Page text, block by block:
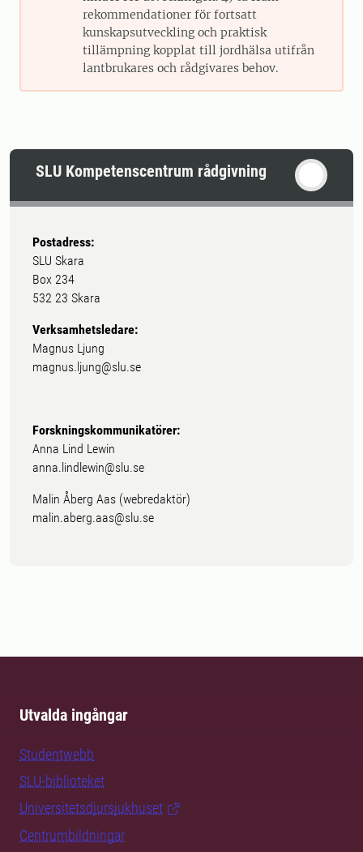
rekommendationer för fortsatt
kunskapsutveckling och praktisk
tillämpning kopplat till jordhälsa utifrån
lantbrukares och rådgivares behov.
SLU Kompetenscentrum rådgivning
Postadress:
SLU Skara
Box 234
532 23 Skara
Verksamhetsledare:
Magnus Ljung
magnus.ljung@slu.se
Forskningskommunikatörer:
Anna Lind Lewin
anna.lindlewin@slu.se
Malin Åberg Aas (webredaktör)
malin.aberg.aas@slu.se
Utvalda ingångar
Studentwebb
SLU-biblioteket
Universitetsdjursjukhuset
Centrumbildningar